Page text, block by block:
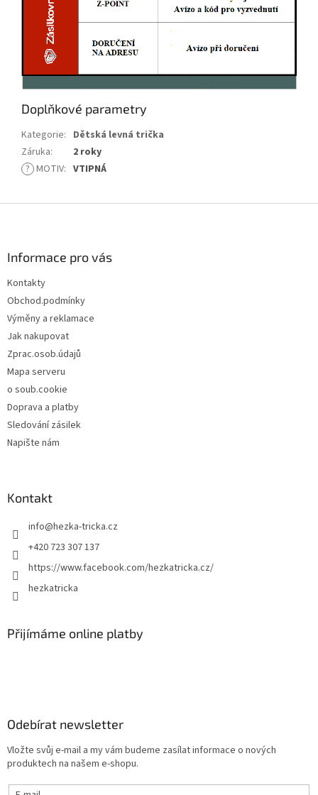
Doplňkové parametry
Kategorie: Dětská levná trička
Záruka:
2 roky
? MOTIV: VTIPNÁ
Informace pro vás
Kontakty
Obchod.podmínky
Výměny a reklamace
Jak nakupovat
Zprac.osob.údajů
Mapa serveru
o soub.cookie
Doprava a platby
Sledování zásilek
Napište nám
Kontakt
info@hezka-tricka.cz
+420 723 307 137
https://www.facebook.com/hezkatricka.cz/
hezkatricka
Přijímáme online platby
Odebírat newsletter
Vložte svůj e-mail a my vám budeme zasílat informace o nových
produktech na našem e-shopu.